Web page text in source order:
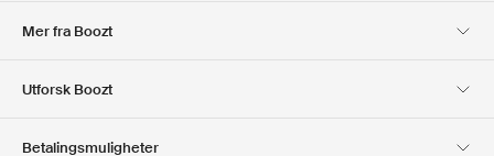
Mer fra Boozt
Club Boozt
Utforsk Boozt
Betalingsmuligheter